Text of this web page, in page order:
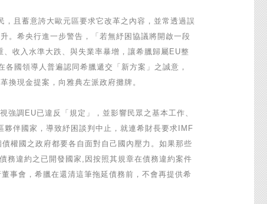
且蓄意誇大歐元區要求它改革之內容，並常透過誤
。希央行進一步警告，「若無紓困協議將開啟一段
收入水準大跌、與失業率暴增，讓希臘歸屬EU整
國領導人普遍認同希臘遞交「新方案」之誠意，
換現金提案，向雅典左派政府攤牌。
調EU已違反「規定」，並影響民眾之基本工作、
伴國家，導致紓困談判中止，就連希財長要求IMF
權國之政府都要各自面對自己國內壓力。如果那些
務違約之已開發國家,因按照其規章在債務違約案件
事會，希臘在還清這筆拖延債務前，不會再提供希